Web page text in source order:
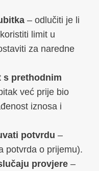
– odlučiti je li
limit u
za naredne
s prethodnim
već prije bio
iznosa i
potvrdu –
potvrda o prijemu).
provjere –